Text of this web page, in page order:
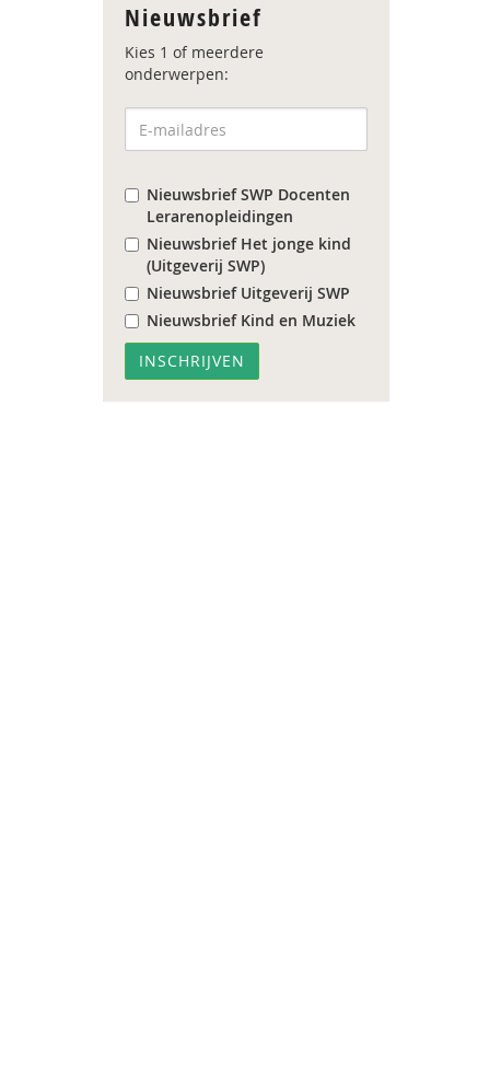
Nieuwsbrief
Kies 1 of meerdere
onderwerpen:
Nieuwsbrief SWP Docenten
Lerarenopleidingen
Nieuwsbrief Het jonge kind
(Uitgeverij SWP)
Nieuwsbrief Uitgeverij SWP
Nieuwsbrief Kind en Muziek